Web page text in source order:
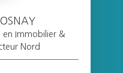
Immobilier &
Nord